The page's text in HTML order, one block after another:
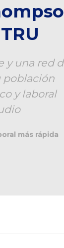
y una red
población
y laboral
más rápida